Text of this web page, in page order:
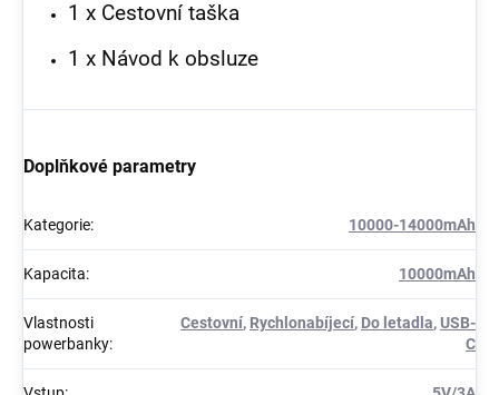
1 x Cestovní taška
1 x Návod k obsluze
Doplňkové parametry
Kategorie: 10000-14000mAh
Kapacita: 10000mAh
Vlastnosti
powerbanky:
Cestovní, Rychlonabíjecí, Do letadla,USB-
C